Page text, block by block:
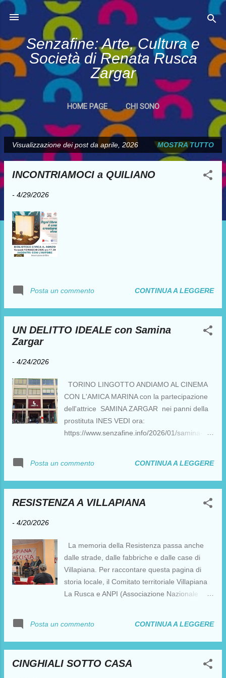
Passa ai contenuti principali
Senzafine: Arte, Cultura e
Società di Renata Rusca
Zargar
HOME PAGE CHI SONO
P
o
Visualizzazione dei post da aprile, 2026 MOSTRA TUTTO
INCONTRIAMOCI a QUILIANO
- 4/29/2026
Posta un commento CONTINUA A LEGGERE
UN DELITTO IDEALE con Samina
Zargar
- 4/24/2026
TORINO LINGOTTO ANDIAMO AL CINEMA
CON L'AMICA MARINA con la partecipazione
dell'attrice SAMINA ZARGAR nei panni della
prostituta INES VEDI ora:
https://www.senzafine.info/2026/01/samina-il-
Posta un commento CONTINUA A LEGGERE
RESISTENZA A VILLAPIANA
- 4/20/2026
La memoria della Resistenza passa anche
dalle strade, dalle fabbriche e dalle case di
Villapiana. Per raccontare questa pagina di
storia locale, il Comitato territoriale Villapiana
La Rusca e ANPI (Associazione Nazionale
(via San Lorenzo 25r).
locale=it_IT Giorgio Pollogno dell’Anpi ha
Posta un commento CONTINUA A LEGGERE
CINGHIALI SOTTO CASA